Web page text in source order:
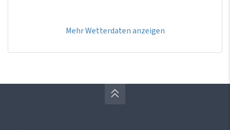
Mehr Wetterdaten anzeigen